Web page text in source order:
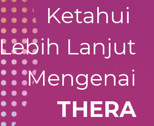
Ketahui
Lebih Lanjut
Mengenai
THERA